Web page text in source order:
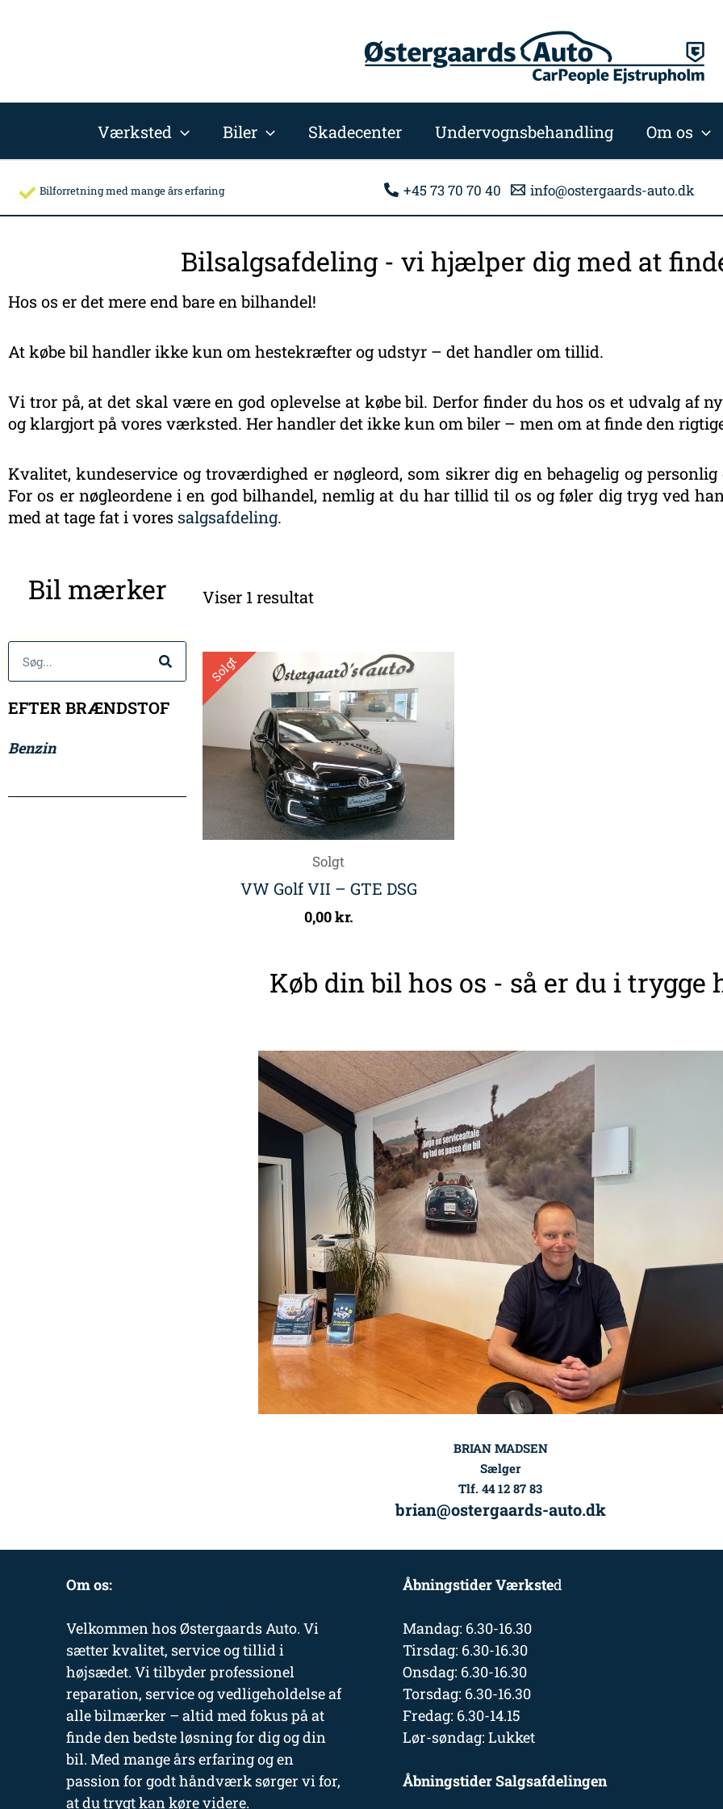
Værksted Biler Skadecenter Undervognsbehandling Om os
Bilforretning med mange års erfaring +45 73 70 70 40 info@ostergaards-auto.dk
Bilsalgsafdeling - vi hjælper dig med at
Hos os er det mere end bare en bilhandel!
At købe bil handler ikke kun om hestekræfter og udstyr – det handler om tillid.
Vi tror på, at det skal være en god oplevelse at købe bil. Derfor finder du hos os et udvalg af
og klargjort på vores værksted. Her handler det ikke kun om biler – men om at finde den
Kvalitet, kundeservice og troværdighed er nøgleord, som sikrer dig en behagelig og
For os er nøgleordene i en god bilhandel, nemlig at du har tillid til os og føler dig tryg ved
med at tage fat i vores salgsafdeling.
Bil mærker
Søg
EFTER BRÆNDSTOF
Benzin
Viser 1 resultat
Solgt
Solgt
VW Golf VII – GTE DSG
0,00kr.
Køb din bil hos os - så er du i trygge
BRIAN MADSEN
Sælger
Tlf. 44 12 87 83
brian@ostergaards-auto.dk
Om os:
Velkommen hos Østergaards Auto. Vi
sætter kvalitet, service og tillid i
højsædet. Vi tilbyder professionel
reparation, service og vedligeholdelse af
alle bilmærker – altid med fokus på at
finde den bedste løsning for dig og din
bil. Med mange års erfaring og en
passion for godt håndværk sørger vi for,
at du trygt kan køre videre.
Åbningstider Værksted
Mandag: 6.30-16.30
Tirsdag: 6.30-16.30
Onsdag: 6.30-16.30
Torsdag: 6.30-16.30
Fredag: 6.30-14.15
Lør-søndag: Lukket
Åbningstider Salgsafdelingen